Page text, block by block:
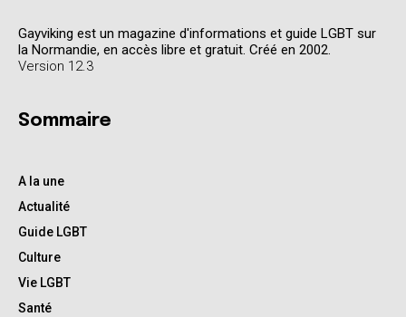
Gayviking est un magazine d'informations et guide LGBT sur
la Normandie, en accès libre et gratuit. Créé en 2002.
Version 12.3
Sommaire
A la une
Actualité
Guide LGBT
Culture
Vie LGBT
Santé